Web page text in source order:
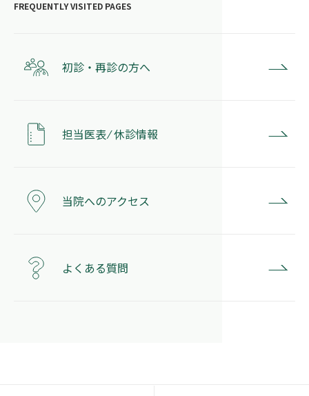
初診・再診の方へ
担当医表 ⁄ 休診情報
当院へのアクセス
よくある質問